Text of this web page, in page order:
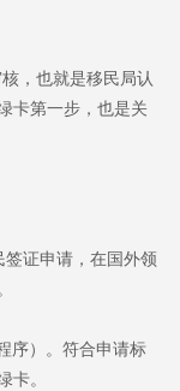
，也就是移民局认
卡第一步，也是关
证申请，在国外领
）。符合申请标
卡。